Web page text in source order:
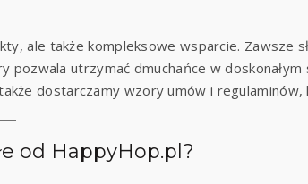
ale także kompleksowe wsparcie. Zawsze
utrzymać dmuchańce w
dostarczamy wzory umów i
od HappyHop.pl?